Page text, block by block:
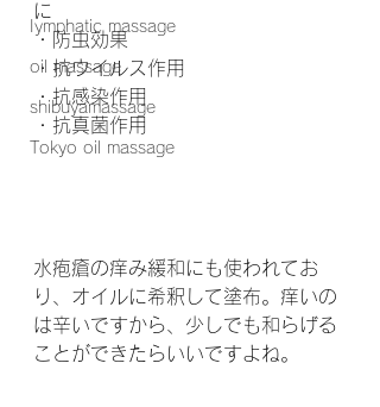
Iymphatic massage
oil massage
shibuyamassage
Tokyo oil massage
に
・防虫効果
・抗ウイルス作用
・抗感染作用
・抗真菌作用
水疱瘡の痒み緩和にも使われてお
り、オイルに希釈して塗布。痒いの
は辛いですから、少しでも和らげる
ことができたらいいですよね。